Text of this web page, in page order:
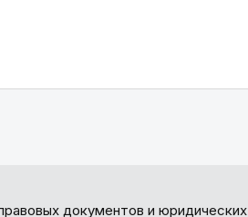
документов и юридических